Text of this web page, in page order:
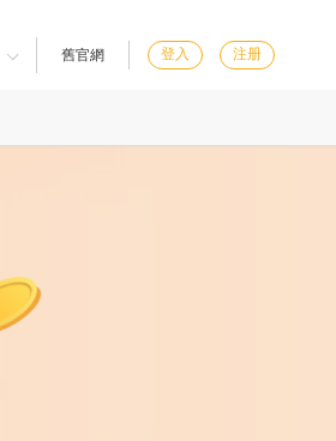
舊官網 登入 注册